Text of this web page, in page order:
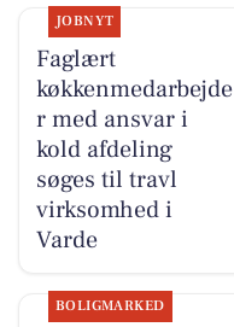
JOBNYT
Faglært
køkkenmedarbejde
r med ansvar i
kold afdeling
søges til travl
virksomhed i
Varde
BOLIGMARKED